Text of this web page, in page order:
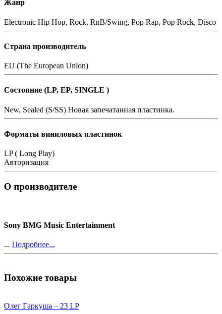
Жанр
Electronic Hip Hop, Rock, RnB/Swing, Pop Rap, Pop Rock, Disco
Страна производитель
EU (The European Union)
Состояние (LP, EP, SINGLE )
New, Sealed (S/SS) Новая запечатанная пластинка.
Форматы виниловых пластинок
LP ( Long Play)
Авторизация
О производителе
Sony BMG Music Entertainment
... Подробнее...
Похожие товары
Олег Гаркуша ‎– 23 LP